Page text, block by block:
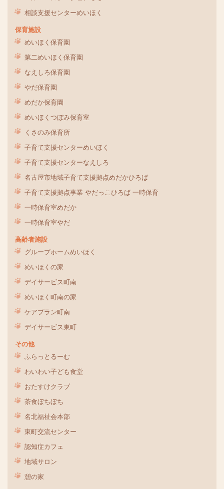
相談支援センターめいほく
保育施設
めいほく保育園
第二めいほく保育園
なえしろ保育園
やだ保育園
めだか保育園
めいほくつぼみ保育室
くさのみ保育所
子育て支援センターめいほく
子育て支援センターなえしろ
名古屋市地域子育て支援拠点めだかひろば
子育て支援拠点事業 やだっこひろば 一時保育
一時保育室めだか
一時保育室やだ
高齢者施設
グループホームめいほく
めいほくの家
デイサービス町南
めいほく町南の家
ケアプラン町南
デイサービス東町
その他
ふらっとるーむ
わいわい子ども食堂
おたすけクラブ
茶食ぼちぼち
名北福祉会本部
東町交流センター
認知症カフェ
地域サロン
憩の家